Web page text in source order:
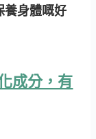
養身體嘅好
成分，有